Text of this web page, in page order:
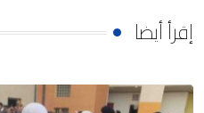
إقرأ أيضا